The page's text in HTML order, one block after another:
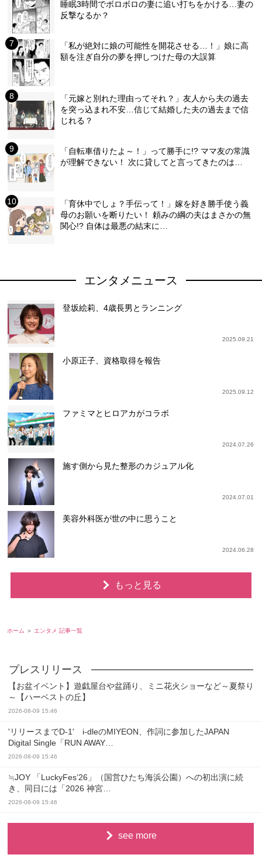
睡眠3時間でボロボロの妻に追い打ちをかける…妻の
反撃なるか？
「私が絶対に娘の可能性を開花させる…！」娘に高
額を注ぎ自分の夢を押しつけた母の大誤算
「元嫁と別れた理由ってそれ？」友人から夫の過去
を突っ込まれ不安…信じて結婚した夫の過去まで信
じれる？
「自転車借りたよ～！」って勝手に!? ママ友の常識
が理解できない！ 次に貸してと言ってきたのは…
「育休中でしょ？手伝って！」嫁を好き勝手使う義
母のお願いを断りたい！ 頼みの綱の夫はまさかの無
関心!? 自体は最悪の結末に…
エンタメニュース
登坂絵莉、4歳長男とランニング
2025.09.21
小原正子、資格取得を報告
2025.09.12
ファミマとヒロアカがコラボ
2024.07.26
施す側から見た整形のカジュアル化
2024.07.01
美容外科医が世の中に思うこと
2024.06.28
もっと見る
ホーム エンタメ 記事一覧
【お盆イベント】遊戯屋台や盆踊り、ミニ花火ショーなど～夏祭り
～【ハーベストの丘】
2026-08-09 15:46
'リリースまでD-1' i-dleのMIYEON、作詞に参加したJAPAN
Digital Single「RUN AWAY…
2026-08-09 15:46
≒JOY 「LuckyFes’26」（国営ひたち海浜公園）への初出演に続
き、同日には「2026 神宮…
2026-08-09 15:46
see more